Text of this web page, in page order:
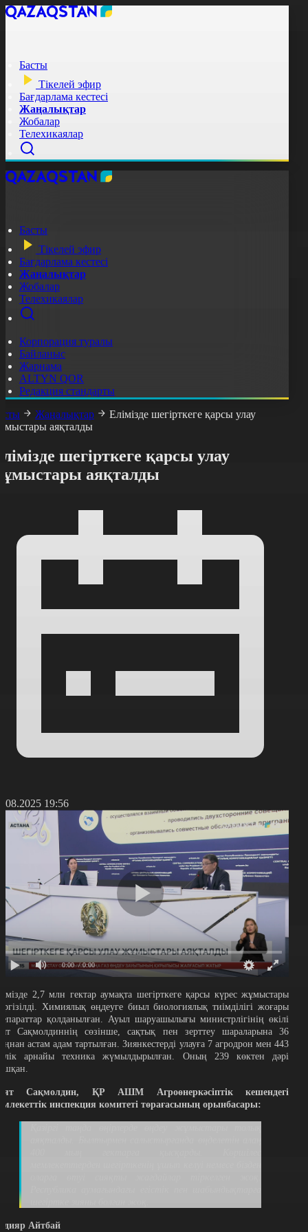
Басты
Тікелей эфир
Бағдарлама кестесі
Жаңалықтар
Жобалар
Телехикаялар
Басты
Тікелей эфир
Бағдарлама кестесі
Жаңалықтар
Жобалар
Телехикаялар
Корпорация туралы
Байланыс
Жарнама
ALTYN QOR
Редакция стандарты
Жаңалықтар
Елімізде шегірткеге қарсы улау
аяқталды
шегірткеге қарсы улау
аяқталды
19:56
0:00 / 0:00
2,7 млн гектар аумақта шегірткеге қарсы күрес жұмыстары
Химиялық өңдеуге биыл биологиялық тиімділігі жоғары
қолданылған. Ауыл шаруашылығы министрлігінің өкілі
Сақмолдиннің сөзінше, сақтық пен зерттеу шараларына 36
астам адам тартылған. Зиянкестерді улауға 7 агродрон мен 443
арнайы техника жүмылдырылған. Оның 239 көктен дәрі
Сақмолдин, ҚР АШМ Агроөнеркәсіптік кешендегі
инспекция комитеті төрағасының орынбасары:
Айтбай